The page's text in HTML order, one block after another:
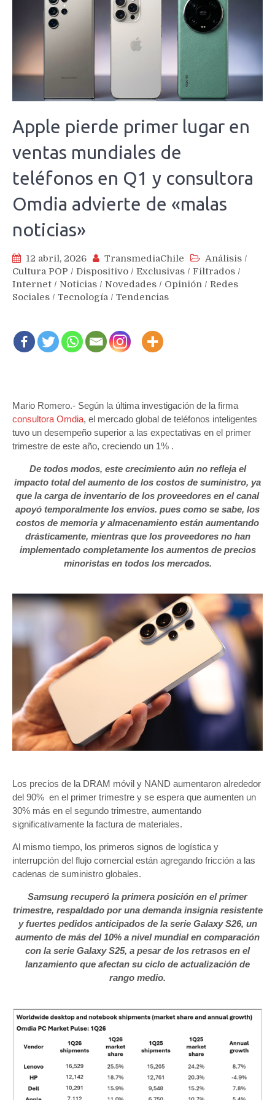
Apple pierde primer lugar en
ventas mundiales de
teléfonos en Q1 y consultora
Omdia advierte de «malas
noticias»
12 abril, 2026 TransmediaChile Análisis /
Cultura POP / Dispositivo / Exclusivas / Filtrados /
Internet / Noticias / Novedades / Opinión / Redes
Sociales / Tecnología / Tendencias
Mario Romero.- Según la última investigación de la firma
consultora Omdia, el mercado global de teléfonos inteligentes
tuvo un desempeño superior a las expectativas en el primer
trimestre de este año, creciendo un 1% .
De todos modos, este crecimiento aún no refleja el
impacto total del aumento de los costos de suministro, ya
que la carga de inventario de los proveedores en el canal
apoyó temporalmente los envíos. pues como se sabe, los
costos de memoria y almacenamiento están aumentando
drásticamente, mientras que los proveedores no han
implementado completamente los aumentos de precios
minoristas en todos los mercados.
Los precios de la DRAM móvil y NAND aumentaron alrededor
del 90% en el primer trimestre y se espera que aumenten un
30% más en el segundo trimestre, aumentando
significativamente la factura de materiales.
Al mismo tiempo, los primeros signos de logística y
interrupción del flujo comercial están agregando fricción a las
cadenas de suministro globales.
Samsung recuperó la primera posición en el primer
trimestre, respaldado por una demanda insignia resistente
y fuertes pedidos anticipados de la serie Galaxy S26, un
aumento de más del 10% a nivel mundial en comparación
con la serie Galaxy S25, a pesar de los retrasos en el
lanzamiento que afectan su ciclo de actualización de
rango medio.